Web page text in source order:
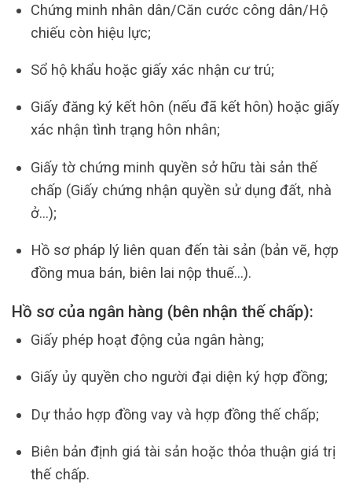
Chứng minh nhân dân/Căn cước công dân/Hộ
chiếu còn hiệu lực;
Sổ hộ khẩu hoặc giấy xác nhận cư trú;
Giấy đăng ký kết hôn (nếu đã kết hôn) hoặc giấy
xác nhận tình trạng hôn nhân;
Giấy tờ chứng minh quyền sở hữu tài sản thế
chấp (Giấy chứng nhận quyền sử dụng đất, nhà
ở…);
Hồ sơ pháp lý liên quan đến tài sản (bản vẽ, hợp
đồng mua bán, biên lai nộp thuế…).
Hồ sơ của ngân hàng (bên nhận thế chấp):
Giấy phép hoạt động của ngân hàng;
Giấy ủy quyền cho người đại diện ký hợp đồng;
Dự thảo hợp đồng vay và hợp đồng thế chấp;
Biên bản định giá tài sản hoặc thỏa thuận giá trị
thế chấp.